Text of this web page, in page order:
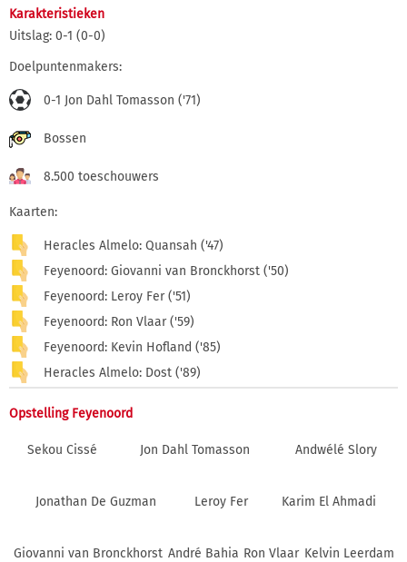
Karakteristieken
Uitslag: 0-1 (0-0)
Doelpuntenmakers:
0-1 Jon Dahl Tomasson ('71)
Bossen
8.500 toeschouwers
Kaarten:
Heracles Almelo: Quansah ('47)
Feyenoord: Giovanni van Bronckhorst ('50)
Feyenoord: Leroy Fer ('51)
Feyenoord: Ron Vlaar ('59)
Feyenoord: Kevin Hofland ('85)
Heracles Almelo: Dost ('89)
Opstelling Feyenoord
Sekou Cissé Jon Dahl Tomasson Andwélé Slory
Jonathan De Guzman Leroy Fer Karim El Ahmadi
Giovanni van Bronckhorst André Bahia Ron Vlaar Kelvin Leerdam